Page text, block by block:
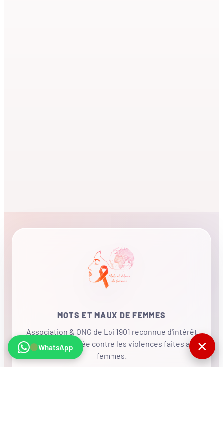
MOTS ET MAUX DE FEMMES
Association & ONG de Loi 1901 reconnue d'intérêt
général, mobilisée contre les violences faites aux
femmes.
WhatsApp ✕